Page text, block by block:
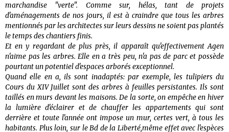
marchandise "verte". Comme sur, hélas, tant de projets
d'aménagements de nos jours, il est à craindre que tous les arbres
mentionnés par les architectes sur leurs dessins ne soient pas plantés
le temps des chantiers finis.
Et en y regardant de plus près, il apparaît qu'effectivement Agen
n'aime pas les arbres. Elle en a très peu, n'a pas de parc et possède
pourtant un potentiel d'espaces arborés exceptionnel.
Quand elle en a, ils sont inadaptés: par exemple, les tulipiers du
Cours du XIV Juillet sont des arbres à feuilles persistantes. Ils sont
taillés en murs devant les maisons. De la sorte, on empêche en hiver
la lumière d'éclairer et de chauffer les appartements qui sont
derrière et toute l'année ont impose un mur, certes vert, à tous les
habitants. Plus loin, sur le Bd de la Liberté,même effet avec l'espèces